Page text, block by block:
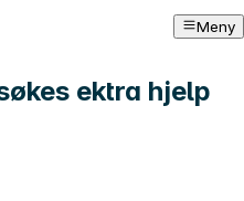
Meny
ektra hjelp